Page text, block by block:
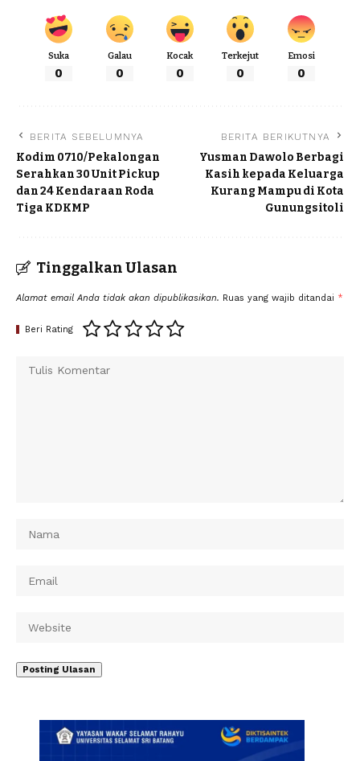
Suka
0
Galau
0
Kocak
0
Terkejut
0
Emosi
0
BERITA SEBELUMNYA
Kodim 0710/Pekalongan
Serahkan 30 Unit Pickup
dan 24 Kendaraan Roda
Tiga KDKMP
BERITA BERIKUTNYA
Yusman Dawolo Berbagi
Kasih kepada Keluarga
Kurang Mampu di Kota
Gunungsitoli
Tinggalkan Ulasan
Alamat email Anda tidak akan dipublikasikan. Ruas yang wajib ditandai *
Beri Rating